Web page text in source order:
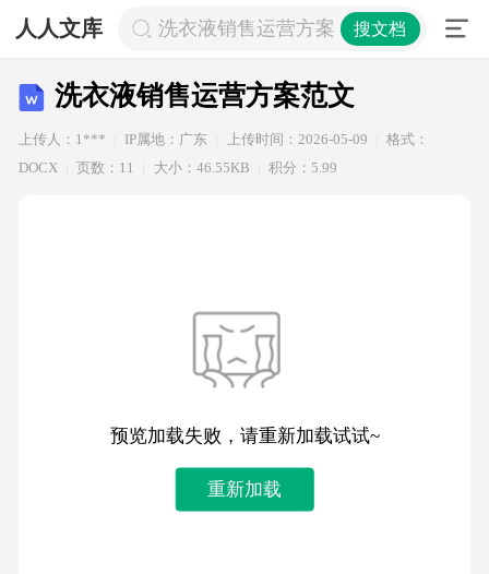
人人文库 洗衣液销售运营方案范文搜文档
洗衣液销售运营方案范文
上传人：1*** IP属地：广东 上传时间：2026-05-09
格式：
DOCX
页数：11 大小：46.55KB 积分：5.99
预览加载失败，请重新加载试试~
重新加载